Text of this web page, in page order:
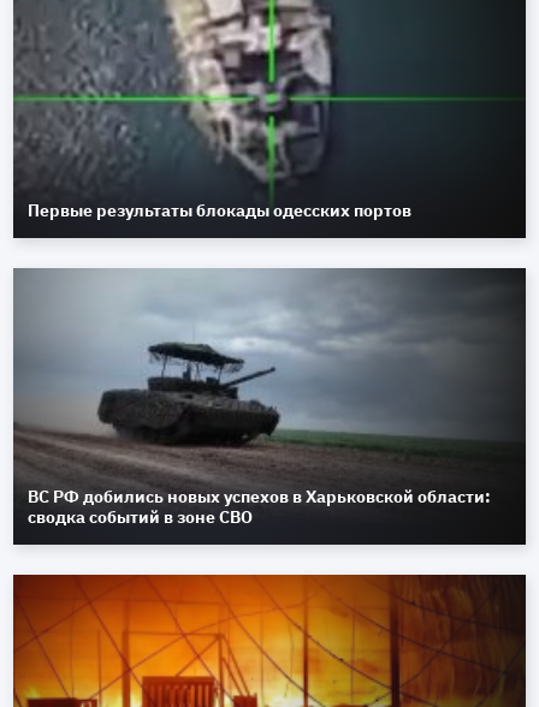
Первые результаты блокады одесских портов
ВС РФ добились новых успехов в Харьковской области:
сводка событий в зоне СВО